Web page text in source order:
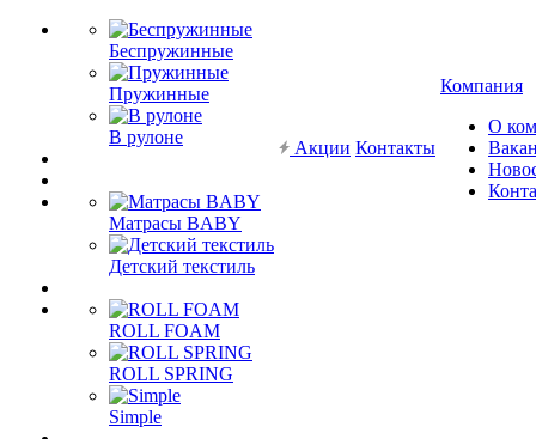
Беспружинные
Пружинные
В рулоне
Матрасы BABY
Детский текстиль
ROLL FOAM
ROLL SPRING
Simple
Акции Контакты
Компания
О